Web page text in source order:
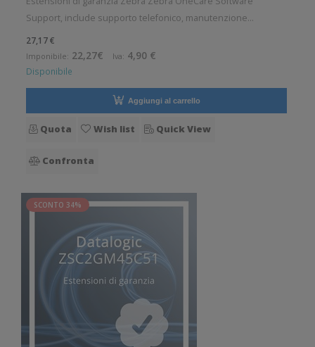
Support, include supporto telefonico, manutenzione
software, per: Zebra Enterprise Browser 2 Durata contratto: 1
anno
27,17 €
Imponibile: 22,27€ Iva: 4,90 €
Disponibile
Aggiungi al carrello
Quota Wish list Quick View
Confronta
SCONTO 34%